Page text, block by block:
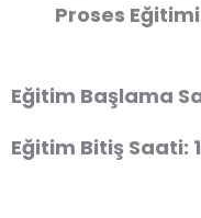
Proses
Eğitim Başlama
Eğitim Bitiş Saati: